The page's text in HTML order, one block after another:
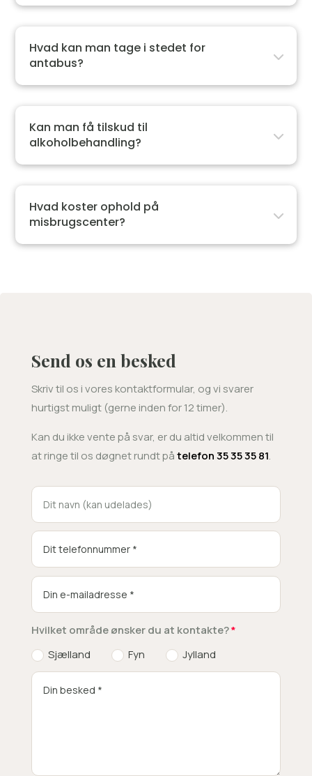
Hvad kan man tage i stedet for
antabus?
Kan man få tilskud til
alkoholbehandling?
Hvad koster ophold på
misbrugscenter?
Send os en besked
Skriv til os i vores kontaktformular, og vi svarer
hurtigst muligt (gerne inden for 12 timer).
Kan du ikke vente på svar, er du altid velkommen til
at ringe til os døgnet rundt påtelefon 35 35 35 81.
Hvilket område ønsker du at kontakte?
Sjælland
Fyn Jylland